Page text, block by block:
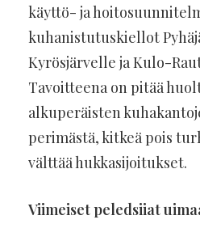
käyttö- ja
kuhanistutuskiellot
Kyrösjärvelle ja Kulo-
Tavoitteena on pitää
alkuperäisten
perimästä, kitkeä pois
välttää hukkasijoitukset.
Viimeiset peledsiiat